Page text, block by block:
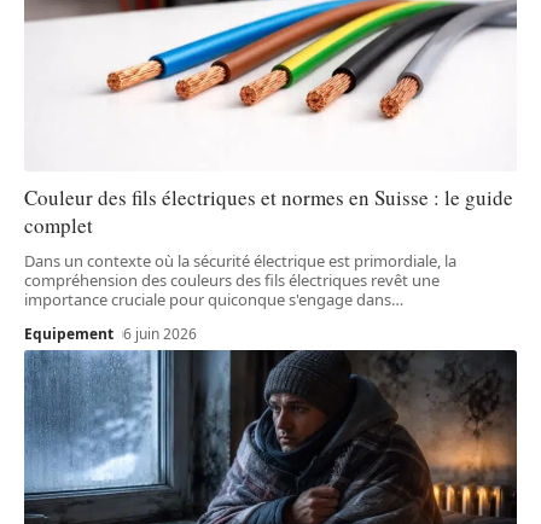
Couleur des fils électriques et normes en Suisse : le guide
complet
Dans un contexte où la sécurité électrique est primordiale, la
compréhension des couleurs des fils électriques revêt une
importance cruciale pour quiconque s'engage dans…
Equipement 6 juin 2026